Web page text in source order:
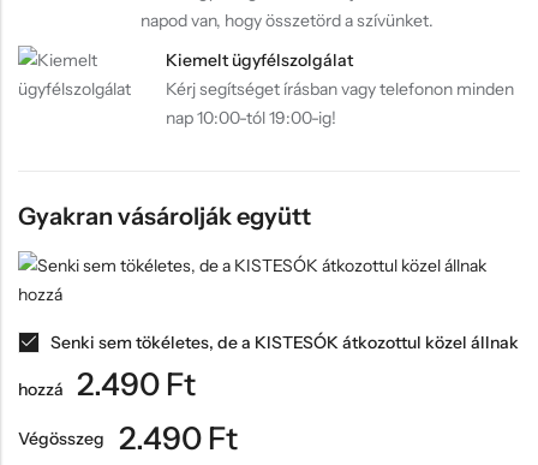
napod van, hogy összetörd a szívünket.
Kiemelt ügyfélszolgálat
Kérj segítséget írásban vagy telefonon minden
nap 10:00-tól 19:00-ig!
Gyakran vásárolják együtt
Senki sem tökéletes, de a KISTESÓK átkozottul közel állnak
hozzá 2.490 Ft
Végösszeg 2.490 Ft